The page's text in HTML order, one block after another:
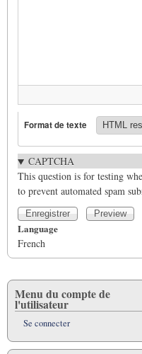
Format de texte
CAPTCHA
This question is for testing
to prevent automated spam
Language
French
Menu du compte de
l'utilisateur
Se connecter